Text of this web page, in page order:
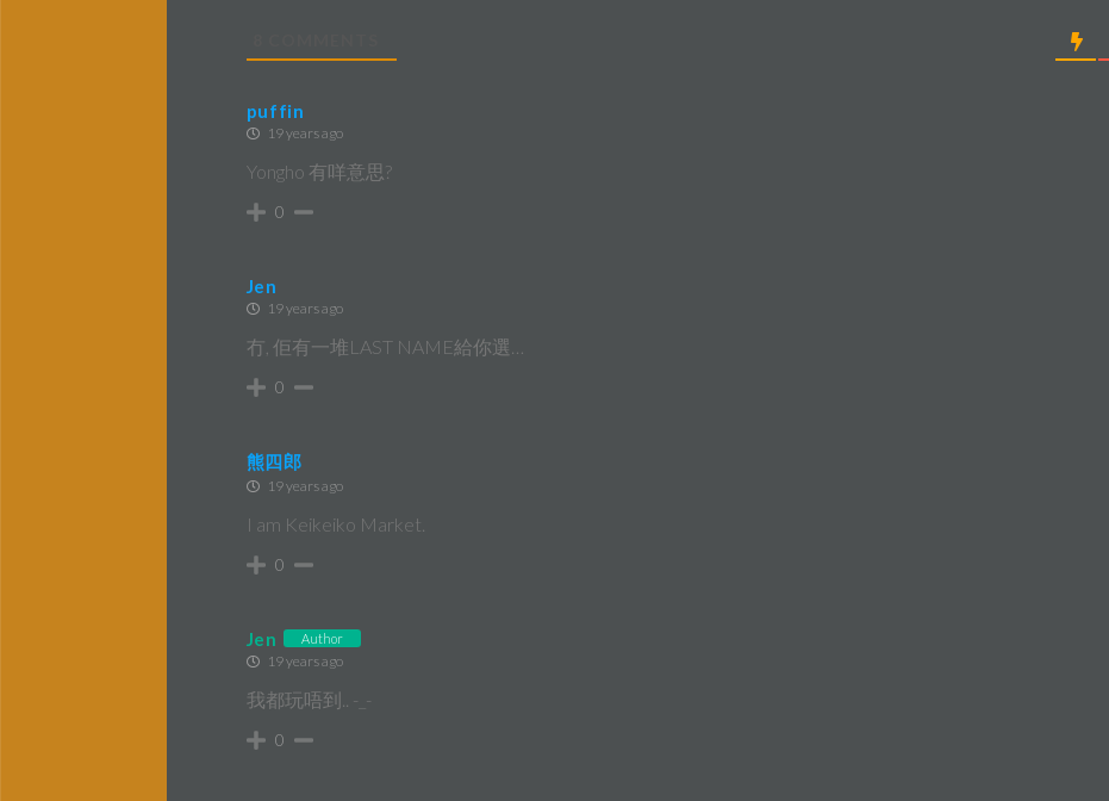
puffin
19 years ago
Yongho 有咩意思?
0
Jen
19 years ago
冇, 佢有一堆LAST NAME給你選…
0
熊四郎
19 years ago
I am Keikeiko Market.
0
Jen Author
19 years ago
我都玩唔到.. -_-
0